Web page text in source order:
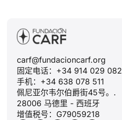
carf@fundacioncarf.org
固定电话：+34 914 029 082
手机：+34 638 078 511
佩尼亚尔韦尔伯爵街45号。.
28006 马德里 - 西班牙
增值税号：G79059218